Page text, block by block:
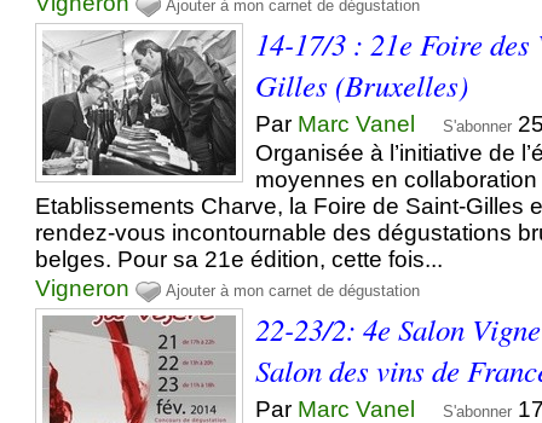
Ajouter à mon carnet de dégustation
14-17/3 : 21e Foire des
Gilles (Bruxelles)
Par Marc Vanel S'abonner
Organisée à l’initiative de
moyennes en
Etablissements Charve, la Foire de Saint-Gilles
rendez-vous incontournable des dégustations
belges. Pour sa 21e édition, cette fois...
Vigneron
Ajouter à mon carnet de dégustation
22-23/2: 4e Salon
Salon des vins de
Par Marc Vanel S'abonner